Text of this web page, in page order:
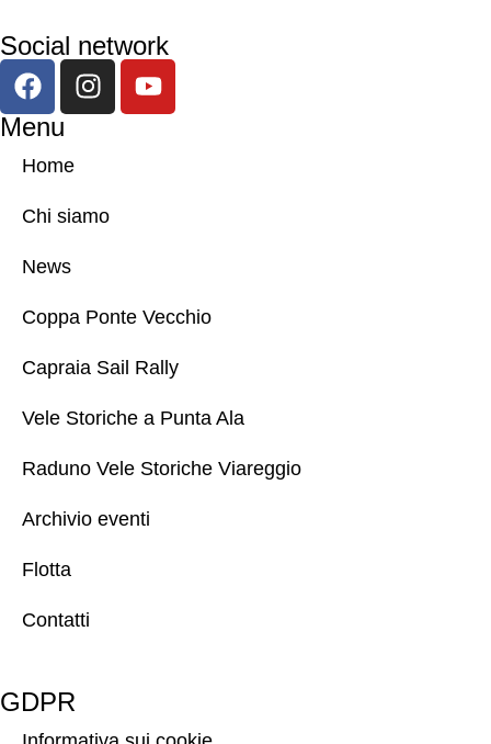
Social network
Menu
Home
Chi siamo
News
Coppa Ponte Vecchio
Capraia Sail Rally
Vele Storiche a Punta Ala
Raduno Vele Storiche Viareggio
Archivio eventi
Flotta
Contatti
GDPR